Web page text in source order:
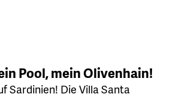
Pool, mein Olivenhain!
Sardinien! Die Villa Santa